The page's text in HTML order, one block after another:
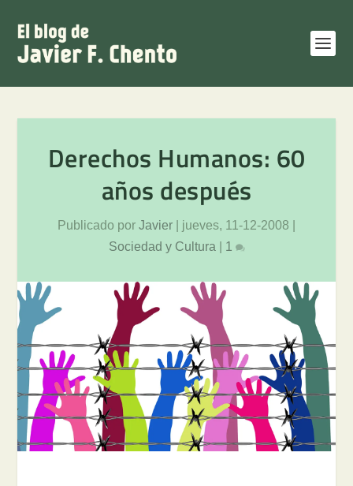
Derechos Humanos: 60
años después
Publicado por Javier jueves, 11-12-2008
Sociedad y Cultura
1